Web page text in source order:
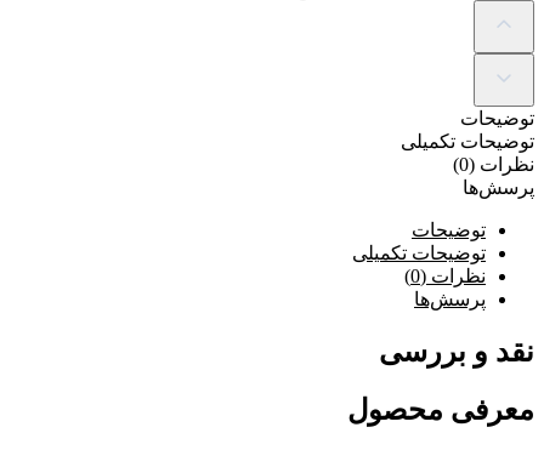
توضیحات
توضیحات تکمیلی
نظرات (0)
پرسش‌ها
توضیحات
توضیحات تکمیلی
نظرات (0)
پرسش‌ها
نقد و بررسی
معرفی محصول